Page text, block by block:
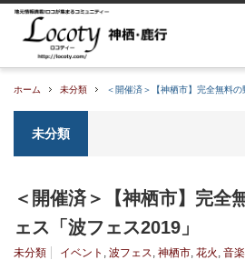
ホーム 未分類 ＜開催済＞【神栖市】完全無料
未分類
＜開催済＞【神栖市】完全
ェス「波フェス2019」
未分類 イベント , 波フェス, 神栖市, 花火 , 音